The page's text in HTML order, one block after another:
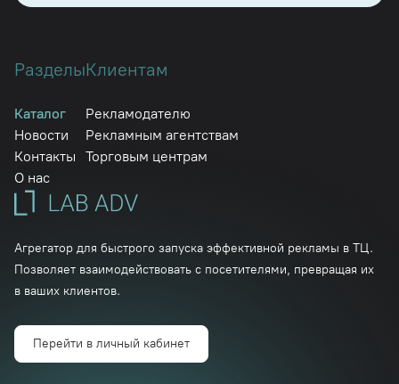
Агрегатор для быстрого запуска эффективной рекламы в ТЦ.
Позволяет взаимодействовать с посетителями, превращая их
в ваших клиентов.
Перейти в личный кабинет
Разделы
Каталог
Новости
Контакты
О нас
Клиентам
Рекламодателю
Рекламным агентствам
Торговым центрам